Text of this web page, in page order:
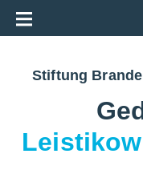
Stiftung